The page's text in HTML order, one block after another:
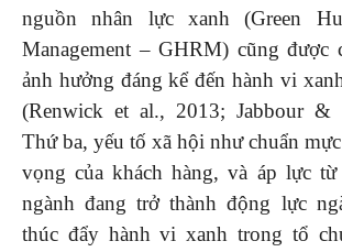
nguồn nhân lực xanh (Green
Management – GHRM) cũng được
ảnh hưởng đáng kể đến hành vi
(Renwick et al., 2013; Jabbour &
Thứ ba, yếu tố xã hội như chuẩn
vọng của khách hàng, và áp lực từ
ngành đang trở thành động lực
thúc đẩy hành vi xanh trong tổ